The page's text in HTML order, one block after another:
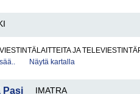
JA
Näytä kartalla
Pasi IMATRA